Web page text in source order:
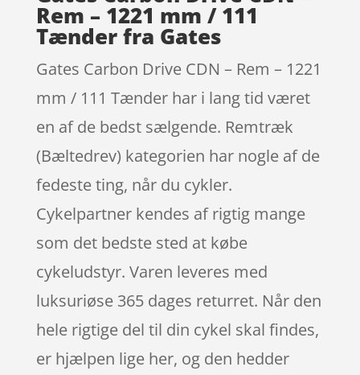
Rem – 1221 mm / 111
Tænder fra Gates
Gates Carbon Drive CDN – Rem – 1221
mm / 111 Tænder har i lang tid været
en af de bedst sælgende. Remtræk
(Bæltedrev) kategorien har nogle af de
fedeste ting, når du cykler.
Cykelpartner kendes af rigtig mange
som det bedste sted at købe
cykeludstyr. Varen leveres med
luksuriøse 365 dages returret. Når den
hele rigtige del til din cykel skal findes,
er hjælpen lige her, og den hedder